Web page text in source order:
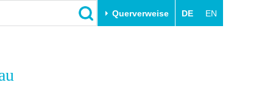
Querverweise DE EN